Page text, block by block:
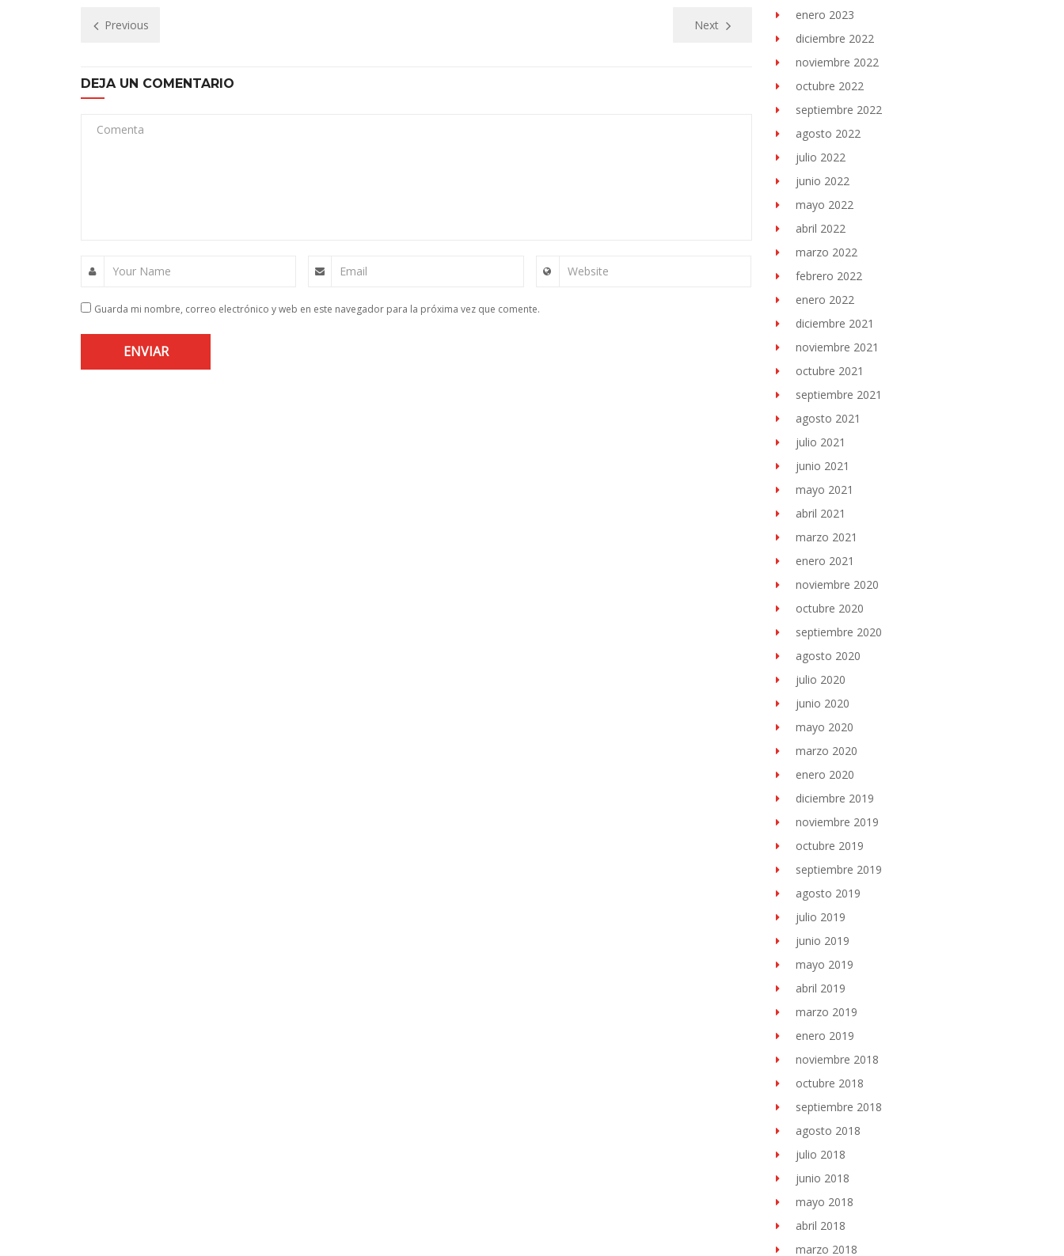
Previous Next
DEJA UN COMENTARIO
Comenta
Your Name Email Website
Guarda mi nombre, correo electrónico y web en este navegador para la próxima vez que comente.
enero 2023
diciembre 2022
noviembre 2022
octubre 2022
septiembre 2022
agosto 2022
julio 2022
junio 2022
mayo 2022
abril 2022
marzo 2022
febrero 2022
enero 2022
diciembre 2021
noviembre 2021
octubre 2021
septiembre 2021
agosto 2021
julio 2021
junio 2021
mayo 2021
abril 2021
marzo 2021
enero 2021
noviembre 2020
octubre 2020
septiembre 2020
agosto 2020
julio 2020
junio 2020
mayo 2020
marzo 2020
enero 2020
diciembre 2019
noviembre 2019
octubre 2019
septiembre 2019
agosto 2019
julio 2019
junio 2019
mayo 2019
abril 2019
marzo 2019
enero 2019
noviembre 2018
octubre 2018
septiembre 2018
agosto 2018
julio 2018
junio 2018
mayo 2018
abril 2018
marzo 2018